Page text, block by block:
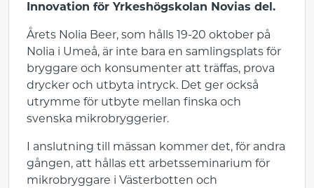
Innovation för Yrkeshögskolan Novias del.
Årets Nolia Beer, som hålls 19-20 oktober på
Nolia i Umeå, är inte bara en samlingsplats för
bryggare och konsumenter att träffas, prova
drycker och utbyta intryck. Det ger också
utrymme för utbyte mellan finska och
svenska mikrobryggerier.
I anslutning till mässan kommer det, för andra
gången, att hållas ett arbetsseminarium för
mikrobryggare i Västerbotten och